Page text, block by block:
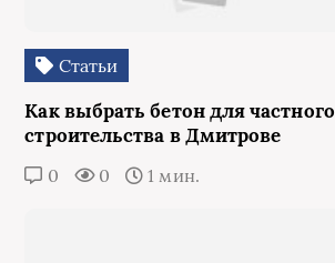
Статьи
Как выбрать бетон для частного
строительства в Дмитрове
0 0 1 мин.